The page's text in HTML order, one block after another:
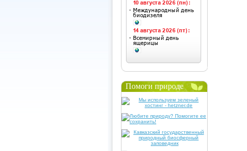
Помоги природе